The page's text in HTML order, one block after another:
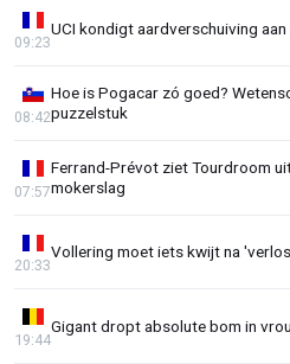
UCI kondigt aardverschuiving
09:23
Hoe is Pogacar zó goed?
puzzelstuk
08:42
Ferrand-Prévot ziet Tourdroom
mokerslag
07:57
Vollering moet iets kwijt na
20:33
Gigant dropt absolute bom in
19:44